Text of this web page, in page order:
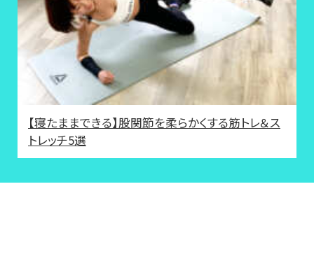
【寝たままできる】股関節を柔らかくする筋トレ＆ス
トレッチ5選